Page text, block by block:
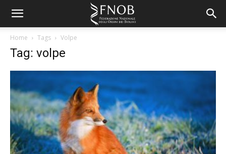
Home Tags Volpe
Tag: volpe